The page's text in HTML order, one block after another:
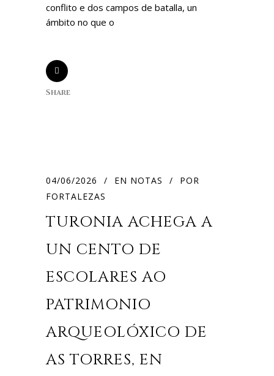
conflito e dos campos de batalla, un
ámbito no que o
Share
04/06/2026 EN NOTAS
POR
FORTALEZAS
TURONIA ACHEGA A
UN CENTO DE
ESCOLARES AO
PATRIMONIO
ARQUEOLÓXICO DE
AS TORRES, EN